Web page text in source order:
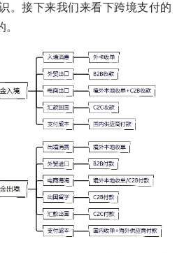
。接下来我们来看下跨境支付的